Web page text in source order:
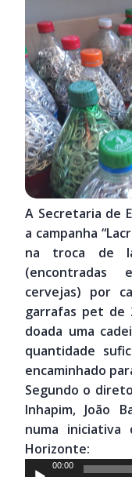
A Secretaria de
a campanha
na troca de
(encontradas
cervejas) por
garrafas pet de
doada uma
quantidade
encaminhado
Segundo o
Inhapim, João
numa
Horizonte:
Tocador
00:00